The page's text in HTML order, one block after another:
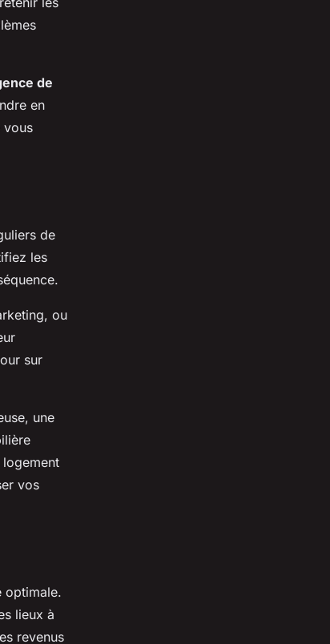
de
en
vous
de
les
ou
sur
une
vos
optimale.
lieux à
revenus